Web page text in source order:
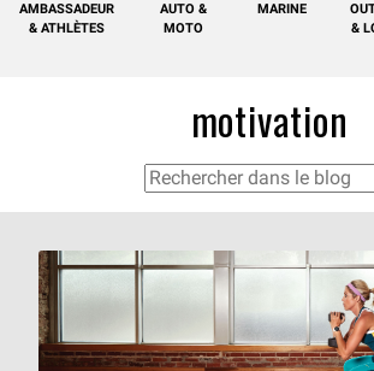
AMBASSADEUR
& ATHLÈTES
AUTO &
MOTO
MARINE
&
motivation